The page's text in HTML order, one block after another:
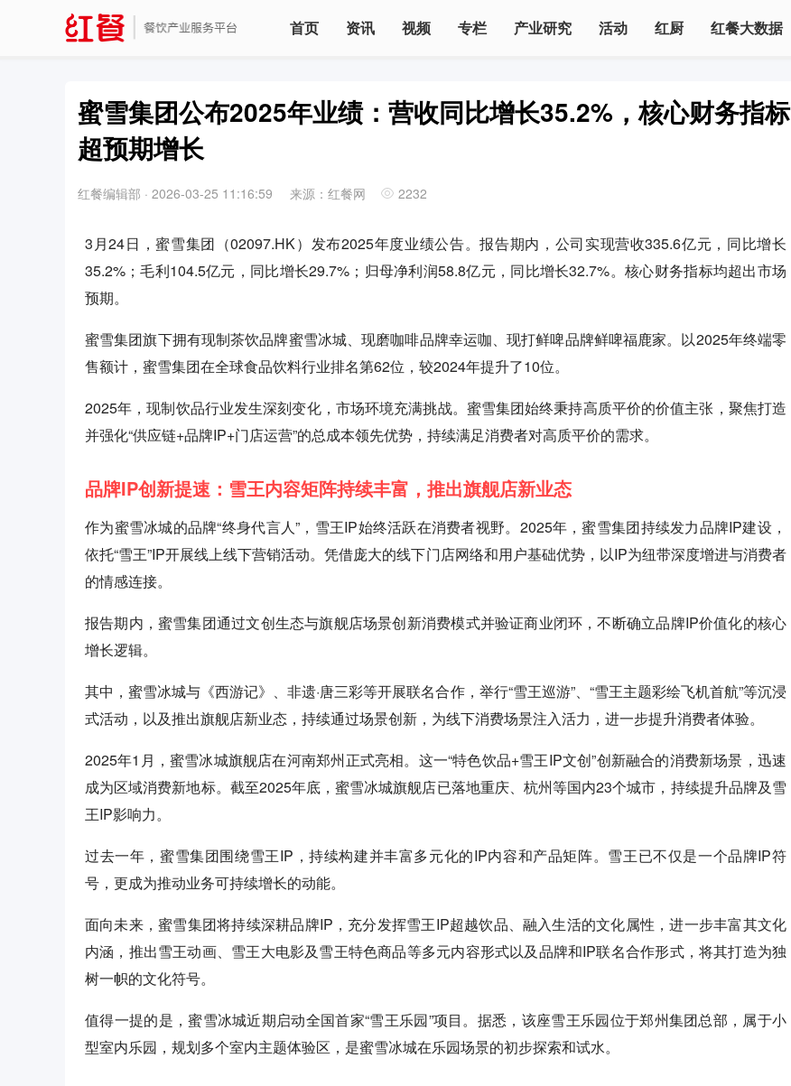
首页 资讯 视频 专栏 产业研究 活动 红厨 红餐大数据
蜜雪集团公布2025年业绩：营收同比增长35.2%，核心财务指标
超预期增长
红餐编辑部 · 2026-03-25 11:16:59 来源：红餐网 2232
3月24日，蜜雪集团（02097.HK）发布2025年度业绩公告。报告期内，公司实现营收335.6亿元，同比增长
35.2%；毛利104.5亿元，同比增长29.7%；归母净利润58.8亿元，同比增长32.7%。核心财务指标均超出市场
预期。
蜜雪集团旗下拥有现制茶饮品牌蜜雪冰城、现磨咖啡品牌幸运咖、现打鲜啤品牌鲜啤福鹿家。以2025年终端零
售额计，蜜雪集团在全球食品饮料行业排名第62位，较2024年提升了10位。
2025年，现制饮品行业发生深刻变化，市场环境充满挑战。蜜雪集团始终秉持高质平价的价值主张，聚焦打造
并强化“供应链+品牌IP+门店运营”的总成本领先优势，持续满足消费者对高质平价的需求。
品牌IP创新提速：雪王内容矩阵持续丰富，推出旗舰店新业态
作为蜜雪冰城的品牌“终身代言人”，雪王IP始终活跃在消费者视野。2025年，蜜雪集团持续发力品牌IP建设，
依托“雪王”IP开展线上线下营销活动。凭借庞大的线下门店网络和用户基础优势，以IP为纽带深度增进与消费者
的情感连接。
报告期内，蜜雪集团通过文创生态与旗舰店场景创新消费模式并验证商业闭环，不断确立品牌IP价值化的核心
增长逻辑。
其中，蜜雪冰城与《西游记》、非遗·唐三彩等开展联名合作，举行“雪王巡游”、“雪王主题彩绘飞机首航”等沉浸
式活动，以及推出旗舰店新业态，持续通过场景创新，为线下消费场景注入活力，进一步提升消费者体验。
2025年1月，蜜雪冰城旗舰店在河南郑州正式亮相。这一“特色饮品+雪王IP文创”创新融合的消费新场景，迅速
成为区域消费新地标。截至2025年底，蜜雪冰城旗舰店已落地重庆、杭州等国内23个城市，持续提升品牌及雪
王IP影响力。
过去一年，蜜雪集团围绕雪王IP，持续构建并丰富多元化的IP内容和产品矩阵。雪王已不仅是一个品牌IP符
号，更成为推动业务可持续增长的动能。
面向未来，蜜雪集团将持续深耕品牌IP，充分发挥雪王IP超越饮品、融入生活的文化属性，进一步丰富其文化
内涵，推出雪王动画、雪王大电影及雪王特色商品等多元内容形式以及品牌和IP联名合作形式，将其打造为独
树一帜的文化符号。
值得一提的是，蜜雪冰城近期启动全国首家“雪王乐园”项目。据悉，该座雪王乐园位于郑州集团总部，属于小
型室内乐园，规划多个室内主题体验区，是蜜雪冰城在乐园场景的初步探索和试水。